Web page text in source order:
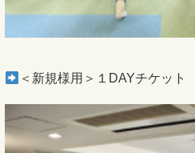
＜新規様用＞１DAYチケッ